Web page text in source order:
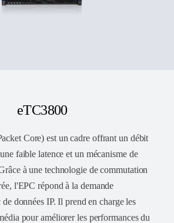
eTC3800
Core) est un cadre offrant un débit
un mécanisme de
à une technologie de commutation
l'EPC répond à la demande
IP. Il prend en charge les
pour améliorer les performances du